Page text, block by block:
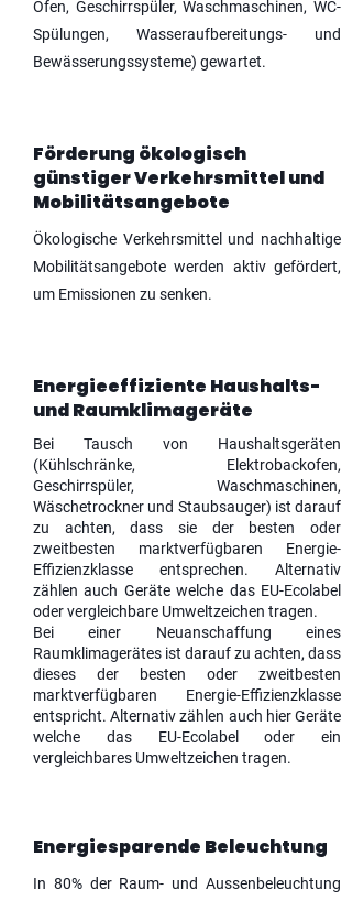
Öfen, Geschirrspüler, Waschmaschinen, WC-
Spülungen, Wasseraufbereitungs- und
Bewässerungssysteme) gewartet.
Förderung ökologisch
günstiger Verkehrsmittel und
Mobilitätsangebote
Ökologische Verkehrsmittel und nachhaltige
Mobilitätsangebote werden aktiv gefördert,
um Emissionen zu senken.
Energieeffiziente Haushalts-
und Raumklimageräte
Bei Tausch von Haushaltsgeräten
(Kühlschränke, Elektrobackofen,
Geschirrspüler, Waschmaschinen,
Wäschetrockner und Staubsauger) ist darauf
zu achten, dass sie der besten oder
zweitbesten marktverfügbaren Energie-
Effizienzklasse entsprechen. Alternativ
zählen auch Geräte welche das EU-Ecolabel
oder vergleichbare Umweltzeichen tragen.
Bei einer Neuanschaffung eines
Raumklimagerätes ist darauf zu achten, dass
dieses der besten oder zweitbesten
marktverfügbaren Energie-Effizienzklasse
entspricht. Alternativ zählen auch hier Geräte
welche das EU-Ecolabel oder ein
vergleichbares Umweltzeichen tragen.
Energiesparende Beleuchtung
In 80% der Raum- und Aussenbeleuchtung